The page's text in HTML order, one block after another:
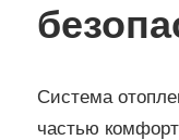
Система
частью